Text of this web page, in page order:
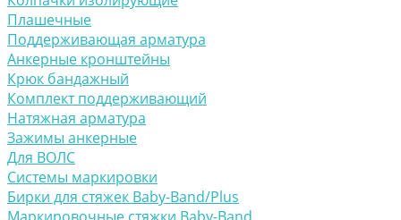
Плашечные
Поддерживающая арматура
Анкерные кронштейны
Крюк бандажный
Комплект поддерживающий
Натяжная арматура
Зажимы анкерные
Для ВОЛС
Системы маркировки
Бирки для стяжек Baby-Band/Plus